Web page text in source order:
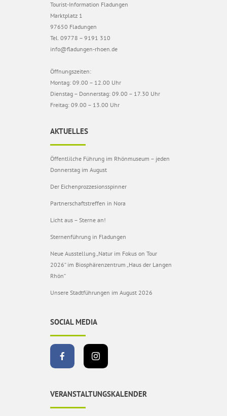
Tourist-Information Fladungen
Marktplatz 1
97650 Fladungen
Tel. 09778 – 9191 310
info@fladungen-rhoen.de
Öffnungszeiten:
Montag: 09.00 – 12.00 Uhr
Dienstag – Donnerstag: 09.00 – 17.30 Uhr
Freitag: 09.00 – 13.00 Uhr
AKTUELLES
Öffentlilche Führung im Rhönmuseum – jeden
Donnerstag im August
Der Eichenprozzesionsspinner
Partnerschaftstreffen in Nora
Licht aus – Sterne an!
Sternenführung in Fladungen
Neue Ausstellung „Natur im Fokus on Tour
2026“ im Biosphärenzentrum „Haus der Langen
Rhön“
Unsere Stadtführungen im August 2026
SOCIAL MEDIA
VERANSTALTUNGSKALENDER